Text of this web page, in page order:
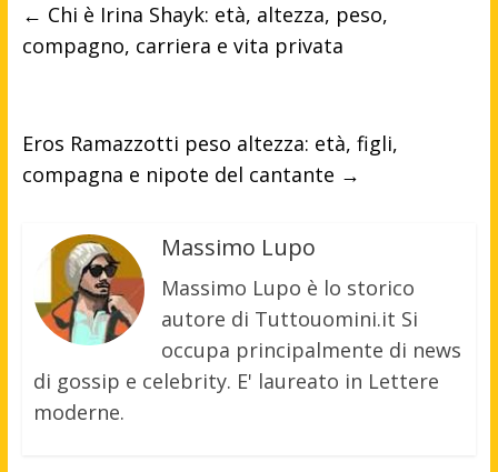
← Chi è Irina Shayk: età, altezza, peso,
compagno, carriera e vita privata
Eros Ramazzotti peso altezza: età, figli,
compagna e nipote del cantante →
Massimo Lupo
Massimo Lupo è lo storico
autore di Tuttouomini.it Si
occupa principalmente di news
di gossip e celebrity. E' laureato in Lettere
moderne.